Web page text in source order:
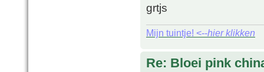
grtjs
Mijn tuintje! <--hier klikken
Re: Bloei pink